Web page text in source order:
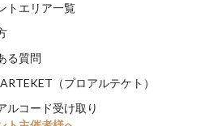
トエリア一覧
る質問
（プロアルテケト）
ルコード受け取り